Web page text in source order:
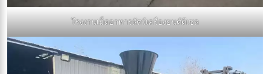
โรงงานเม็ดอาหารสัตว์เครื่องยนต์ดีเซล